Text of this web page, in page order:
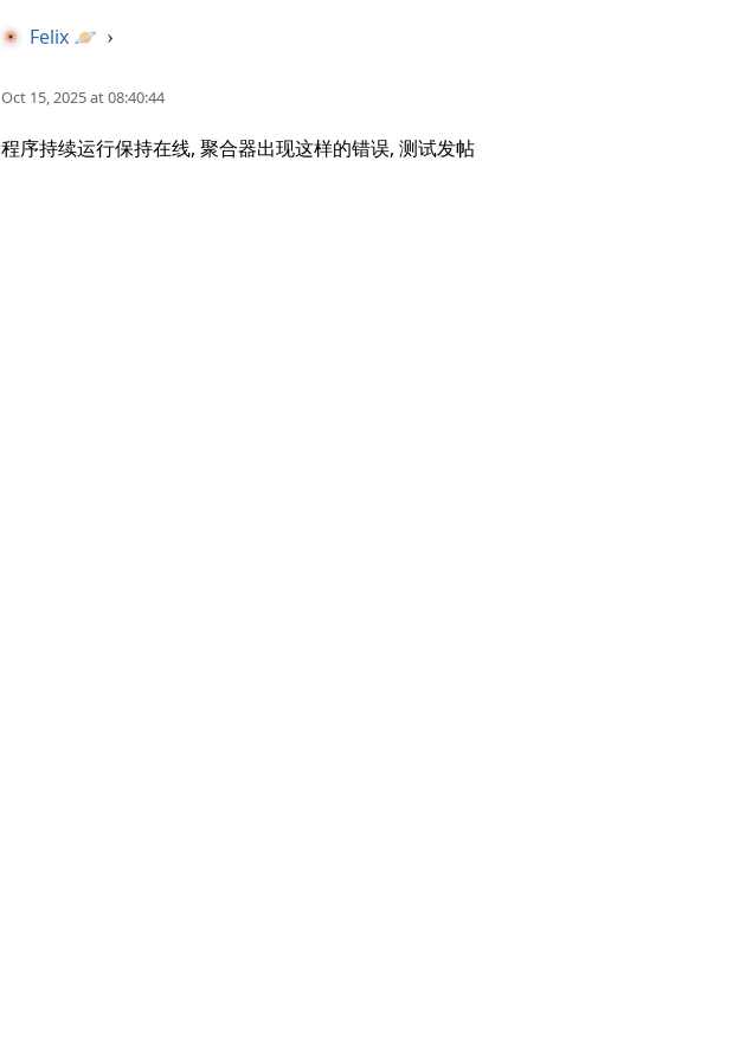
Felix 🪐 ›
Oct 15, 2025 at 08:40:44
程序持续运行保持在线, 聚合器出现这样的错误, 测试发帖